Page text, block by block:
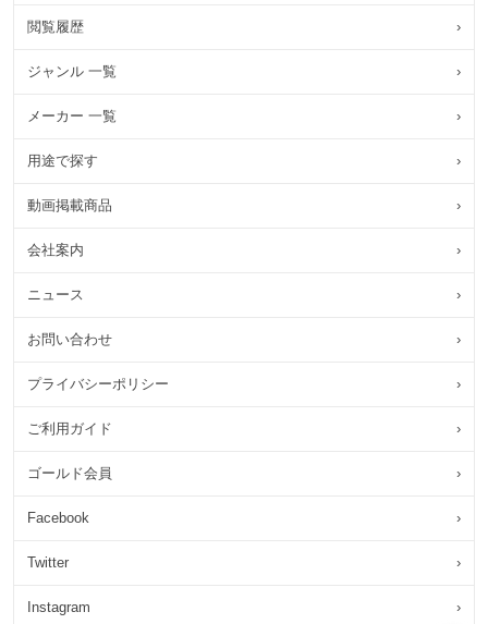
閲覧履歴 ›
ジャンル 一覧 ›
メーカー 一覧 ›
用途で探す ›
動画掲載商品 ›
会社案内 ›
ニュース ›
お問い合わせ ›
プライバシーポリシー ›
ご利用ガイド ›
ゴールド会員 ›
Facebook ›
Twitter ›
Instagram ›